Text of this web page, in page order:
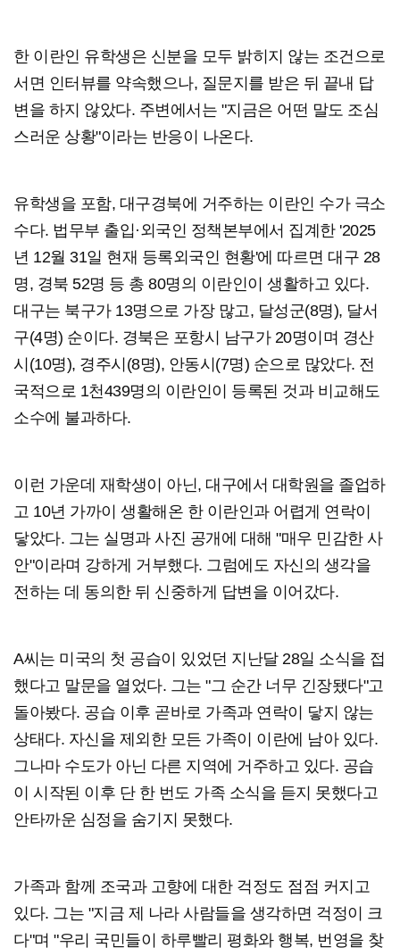
한 이란인 유학생은 신분을 모두 밝히지 않는 조건으로
서면 인터뷰를 약속했으나, 질문지를 받은 뒤 끝내 답
변을 하지 않았다. 주변에서는 "지금은 어떤 말도 조심
스러운 상황"이라는 반응이 나온다.
유학생을 포함, 대구경북에 거주하는 이란인 수가 극소
수다. 법무부 출입·외국인 정책본부에서 집계한 '2025
년 12월 31일 현재 등록외국인 현황'에 따르면 대구 28
명, 경북 52명 등 총 80명의 이란인이 생활하고 있다.
대구는 북구가 13명으로 가장 많고, 달성군(8명), 달서
구(4명) 순이다. 경북은 포항시 남구가 20명이며 경산
시(10명), 경주시(8명), 안동시(7명) 순으로 많았다. 전
국적으로 1천439명의 이란인이 등록된 것과 비교해도
소수에 불과하다.
이런 가운데 재학생이 아닌, 대구에서 대학원을 졸업하
고 10년 가까이 생활해온 한 이란인과 어렵게 연락이
닿았다. 그는 실명과 사진 공개에 대해 "매우 민감한 사
안"이라며 강하게 거부했다. 그럼에도 자신의 생각을
전하는 데 동의한 뒤 신중하게 답변을 이어갔다.
A씨는 미국의 첫 공습이 있었던 지난달 28일 소식을 접
했다고 말문을 열었다. 그는 "그 순간 너무 긴장됐다"고
돌아봤다. 공습 이후 곧바로 가족과 연락이 닿지 않는
상태다. 자신을 제외한 모든 가족이 이란에 남아 있다.
그나마 수도가 아닌 다른 지역에 거주하고 있다. 공습
이 시작된 이후 단 한 번도 가족 소식을 듣지 못했다고
안타까운 심정을 숨기지 못했다.
가족과 함께 조국과 고향에 대한 걱정도 점점 커지고
있다. 그는 "지금 제 나라 사람들을 생각하면 걱정이 크
다"며 "우리 국민들이 하루빨리 평화와 행복, 번영을 찾